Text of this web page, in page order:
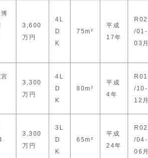
3,600
万円
4L
D
K
75m²
平成
17年
R02
/01-
03
3,300
万円
4L
D
K
80m²
平成
4年
R01
/10-
12
3,300
万円
3L
D
K
65m²
平成
24年
R02
/04-
06